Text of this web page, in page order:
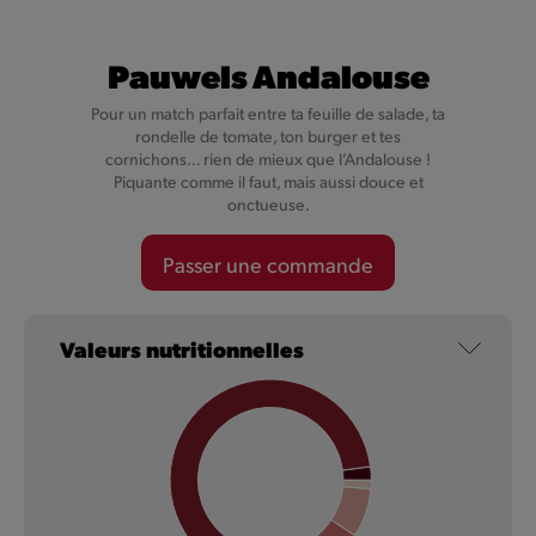
Cheesy Val-Dieu Caractère
Nos Cheesy ne sont pas simplement fourrés au fromage,
mais au Val-Dieu Caractère, un fromage plein de caractère.
En savoir plus
Pauwels Andalouse
Pour un match parfait entre ta feuille de salade, ta
rondelle de tomate, ton burger et tes
cornichons… rien de mieux que l’Andalouse !
Piquante comme il faut, mais aussi douce et
onctueuse.
Passer une commande
Valeurs nutritionnelles